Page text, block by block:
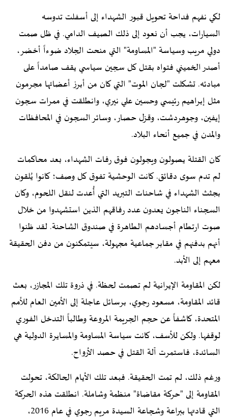
لكي نفهم فداحة تحويل قبور الشهداء إلى أسفلت تدوسه
السيارات، يجب أن نعود إلى ذلك الصيف الدامي. في ظل صمت
دولي مريب وسياسة "المساومة" التي منحت الجلاد ضوءاً أخضر،
أصدر الخميني فتواه بقتل كل سجين سياسي يقف صامداً على
مبادئه. تشكلت "لجان الموت" التي كان من أبرز أعضائها مجرمون
مثل إبراهيم رئيسي وحسين علي نيري، وانطلقت في ممرات سجون
إيفين، وجوهردشت، وقزل حصار، وسائر السجون في المحافظات
والمدن في جميع أنحاء البلاد.
كان القتلة يصولون ويجولون فوق رفات الشهداء، بعد محاكمات
لم تدم سوى دقائق. كانت الوحشية تفوق كل وصف؛ كانوا يُلقون
بجثث الشهداء في شاحنات التبريد التي أُعدت لنقل اللحوم، وكان
السجناء الناجون يعدون عدد رفاقهم الذين استشهدوا من خلال
صوت ارتطام أجسادهم الطاهرة في صندوق الشاحنة. لقد ظنوا
أنهم بدفنهم في مقابر جماعية مجهولة، سيتمكنون من دفن الحقيقة
معهم إلى الأبد.
لكن المقاومة الإيرانية لم تصمت لحظة. في ذروة تلك المجازر، بعث
قائد المقاومة، مسعود رجوي، برسائل عاجلة إلى الأمين العام للأمم
المتحدة، كاشفاً عن حجم الجريمة المروعة وطالباً التدخل الفوري
لوقفها. ولكن للأسف، كانت سياسة المساومة والمسايرة الدولية هي
السائدة، فاستمرت آلة القتل في حصد الأرواح.
ورغم ذلك، لم تمت الحقيقة. فبعد تلك الأيام الحالكة، تحولت
المقاومة إلى "حركة مقاضاة" منظمة وشاملة. انطلقت هذه الحركة
التي قادتها ببراعة وشجاعة السيدة مريم رجوي في عام 2016،